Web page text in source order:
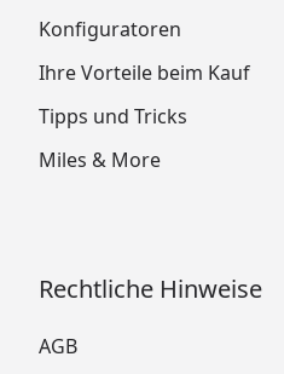
Konfiguratoren
Ihre Vorteile beim Kauf
Tipps und Tricks
Miles & More
Rechtliche Hinweise
AGB